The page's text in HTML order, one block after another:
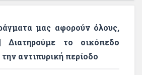
μας αφορούν όλους,
Διατηρούμε το οικόπεδο
αντιπυρική περίοδο